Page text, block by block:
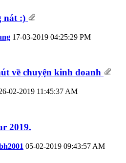
nát :)
17-03-2019 04:25:29 PM
về chuyện kinh doanh
02-2019 11:45:37 AM
2019.
05-02-2019 09:43:57 AM